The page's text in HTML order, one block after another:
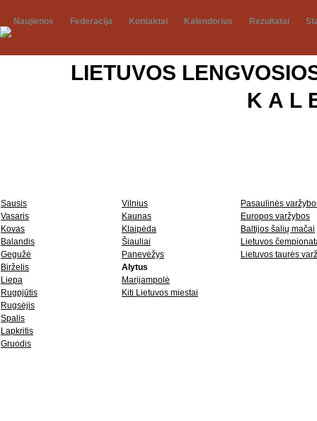
Naujienos Federacija Kontaktai Kalendorius Rezultatai
LIETUVOS
K A L
Sausis Vilnius
Pasaulinės
Vasaris
Kaunas
Europos varžybos
Kovas
Klaipėda
Baltijos šalių mačai
Balandis
Šiauliai
Lietuvos
Gegužė
Panevėžys
Lietuvos taurės
Birželis
Alytus
Liepa
Marijampolė
Rugpjūtis
Kiti Lietuvos miestai
Rugsėjis
Spalis
Lapkritis
Gruodis